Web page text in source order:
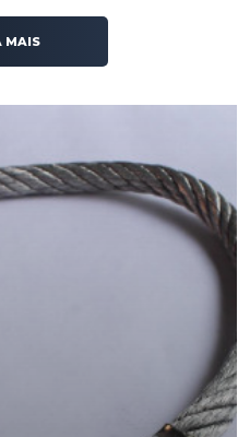
elétricas que exigem
eficiência.
MAIS